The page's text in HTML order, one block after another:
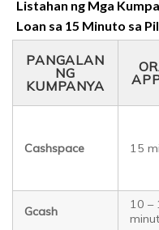
Listahan ng Mga
Loan sa 15 Minuto sa
PANGALAN
NG
KUMPANYA
Cashspace 15
Gcash
10 –